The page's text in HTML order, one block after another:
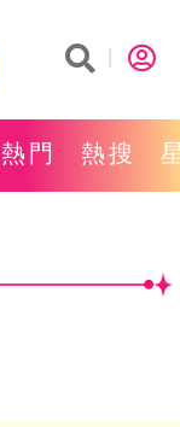
熱門 熱搜